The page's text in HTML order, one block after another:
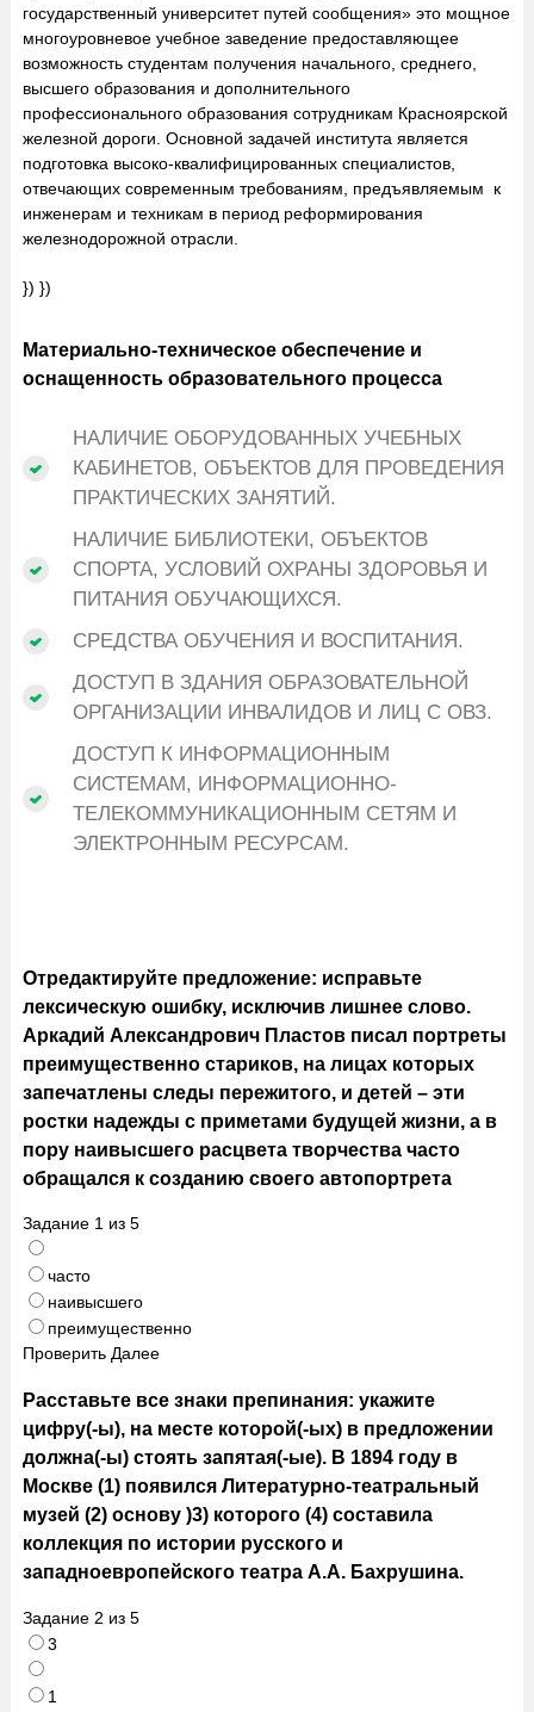
государственный университет путей сообщения» это мощное
многоуровневое учебное заведение предоставляющее
возможность студентам получения начального, среднего,
высшего образования и дополнительного
профессионального образования сотрудникам Красноярской
железной дороги. Основной задачей института является
подготовка высоко-квалифицированных специалистов,
отвечающих современным требованиям, предъявляемым к
инженерам и техникам в период реформирования
железнодорожной отрасли.
}) })
Материально-техническое обеспечение и
оснащенность образовательного процесса
НАЛИЧИЕ ОБОРУДОВАННЫХ УЧЕБНЫХ
КАБИНЕТОВ, ОБЪЕКТОВ ДЛЯ ПРОВЕДЕНИЯ
ПРАКТИЧЕСКИХ ЗАНЯТИЙ.
НАЛИЧИЕ БИБЛИОТЕКИ, ОБЪЕКТОВ
СПОРТА, УСЛОВИЙ ОХРАНЫ ЗДОРОВЬЯ И
ПИТАНИЯ ОБУЧАЮЩИХСЯ.
СРЕДСТВА ОБУЧЕНИЯ И ВОСПИТАНИЯ.
ДОСТУП В ЗДАНИЯ ОБРАЗОВАТЕЛЬНОЙ
ОРГАНИЗАЦИИ ИНВАЛИДОВ И ЛИЦ С ОВЗ.
ДОСТУП К ИНФОРМАЦИОННЫМ
СИСТЕМАМ, ИНФОРМАЦИОННО-
ТЕЛЕКОММУНИКАЦИОННЫМ СЕТЯМ И
ЭЛЕКТРОННЫМ РЕСУРСАМ.
Отредактируйте предложение: исправьте
лексическую ошибку, исключив лишнее слово.
Аркадий Александрович Пластов писал портреты
преимущественно стариков, на лицах которых
запечатлены следы пережитого, и детей – эти
ростки надежды с приметами будущей жизни, а в
пору наивысшего расцвета творчества часто
обращался к созданию своего автопортрета
Задание 1 из 5
часто
наивысшего
преимущественно
Проверить Далее
Расставьте все знаки препинания: укажите
цифру(-ы), на месте которой(-ых) в предложении
должна(-ы) стоять запятая(-ые). В 1894 году в
Москве (1) появился Литературно-театральный
музей (2) основу )3) которого (4) составила
коллекция по истории русского и
западноевропейского театра А.А. Бахрушина.
Задание 2 из 5
3
1